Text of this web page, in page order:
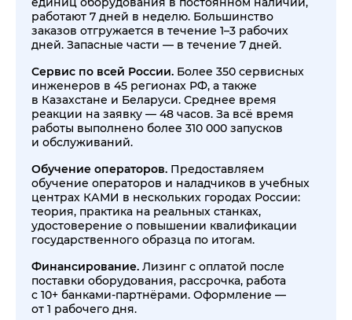
работают 7 дней в неделю. Большинство
заказов отгружается в течение 1–3 рабочих
дней. Запасные части — в течение 7 дней.
Сервис по всей России. Более 350 сервисных
инженеров в 45 регионах РФ, а также
в Казахстане и Беларуси. Среднее время
реакции на заявку — 48 часов. За всё время
работы выполнено более 310 000 запусков
и обслуживаний.
Обучение операторов. Предоставляем
обучение операторов и наладчиков в учебных
центрах КАМИ в нескольких городах России:
теория, практика на реальных станках,
удостоверение о повышении квалификации
государственного образца по итогам.
Финансирование. Лизинг с оплатой после
поставки оборудования, рассрочка, работа
с 10+ банками-партнёрами. Оформление —
от 1 рабочего дня.